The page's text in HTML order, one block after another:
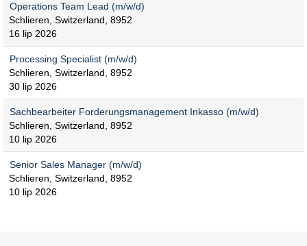
Operations Team Lead (m/w/d)
Schlieren, Switzerland, 8952
16 lip 2026
Processing Specialist (m/w/d)
Schlieren, Switzerland, 8952
30 lip 2026
Sachbearbeiter Forderungsmanagement Inkasso (m/w/d)
Schlieren, Switzerland, 8952
10 lip 2026
Senior Sales Manager (m/w/d)
Schlieren, Switzerland, 8952
10 lip 2026